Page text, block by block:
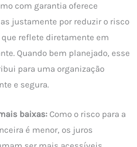
com garantia oferece
justamente por reduzir o risco
reflete diretamente em
Quando bem planejado, esse
para uma organização
e segura.
baixas: Como o risco para a
é menor, os juros